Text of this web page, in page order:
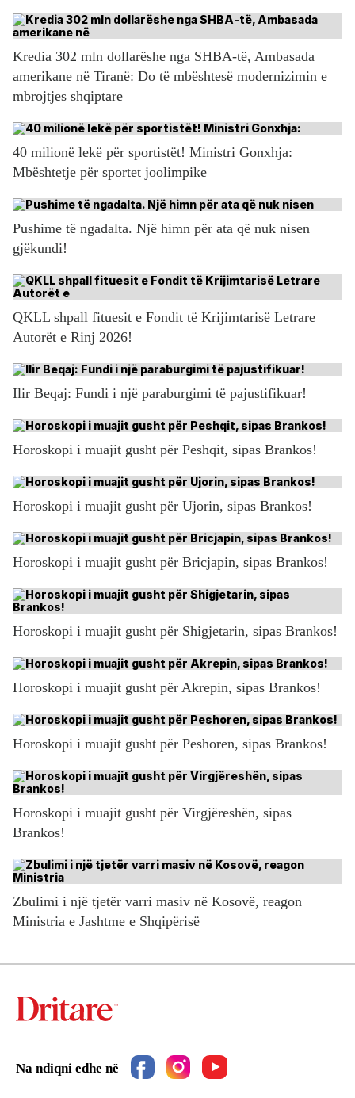
Kredia 302 mln dollarëshe nga SHBA-të, Ambasada
amerikane në Tiranë: Do të mbështesë modernizimin e
mbrojtjes shqiptare
40 milionë lekë për sportistët! Ministri Gonxhja:
Mbështetje për sportet joolimpike
Pushime të ngadalta. Një himn për ata që nuk nisen
gjëkundi!
QKLL shpall fituesit e Fondit të Krijimtarisë Letrare
Autorët e Rinj 2026!
Ilir Beqaj: Fundi i një paraburgimi të pajustifikuar!
Horoskopi i muajit gusht për Peshqit, sipas Brankos!
Horoskopi i muajit gusht për Ujorin, sipas Brankos!
Horoskopi i muajit gusht për Bricjapin, sipas Brankos!
Horoskopi i muajit gusht për Shigjetarin, sipas Brankos!
Horoskopi i muajit gusht për Akrepin, sipas Brankos!
Horoskopi i muajit gusht për Peshoren, sipas Brankos!
Horoskopi i muajit gusht për Virgjëreshën, sipas
Brankos!
Zbulimi i një tjetër varri masiv në Kosovë, reagon
Ministria e Jashtme e Shqipërisë